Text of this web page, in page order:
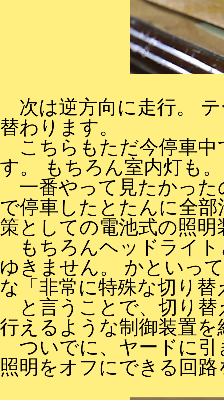
次は逆方向に走行。
替わります。
こちらもただ今停車中
す。 もちろん室内灯も。
一番やって見たかった
で停車したとたんに全
策としての電池式の照明
もちろんヘッドライト
ゆきません。 かといっ
な「非常に特殊な切り
と言うことで、切り替
行えるような制御装置
ついでに、ヤードに引
照明をオフにできる回